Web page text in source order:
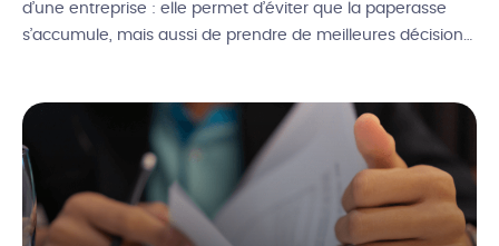
d’une entreprise : elle permet d’éviter que la paperasse
s’accumule, mais aussi de prendre de meilleures décisions.
de travail internes et gagner un temps précieux.
Découvrez notre guide complet […]